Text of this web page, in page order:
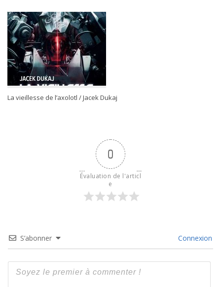
La vieillesse de l’axolotl / Jacek Dukaj
0
Évaluation de l'articl
e
S’abonner Connexion